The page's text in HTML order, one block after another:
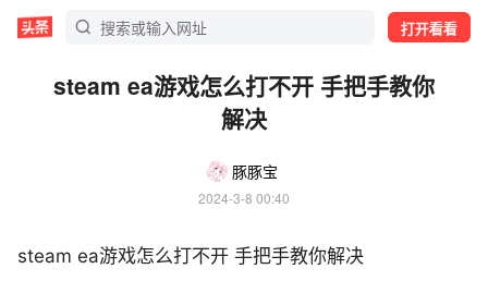
打开看看
steam ea游戏怎么打不开 手把手教你
解决
豚豚宝
2024-3-8 00:40
steam ea游戏怎么打不开 手把手教你解决